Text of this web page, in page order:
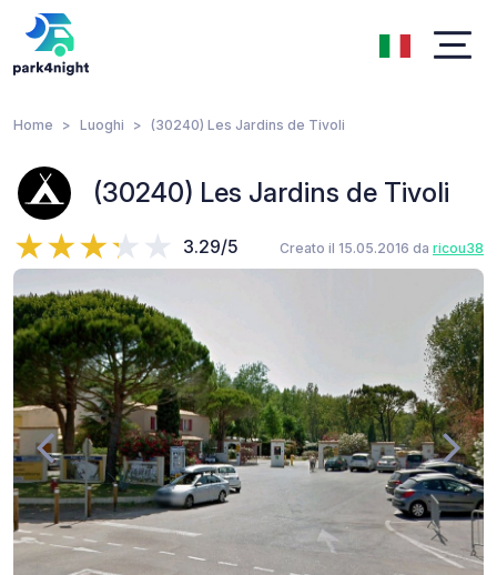
Home Luoghi (30240) Les Jardins de Tivoli
(30240) Les Jardins de Tivoli
3.29/5 Creato il 15.05.2016 da ricou38